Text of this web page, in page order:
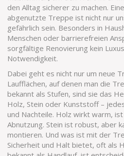
den Alltag sicherer zu machen.
abgenutzte Treppe ist nicht nur
gefährlich sein. Besonders in
Menschen oder barrierefreien
sorgfältige Renovierung kein
Notwendigkeit.
Dabei geht es nicht nur um neue
Laufflächen, auf denen man die
bekannt als Stufen, sind sie das
Holz, Stein oder Kunststoff –
und Nachteile. Holz wirkt warm,
Abnutzung. Stein ist robust, aber
montieren. Und was ist mit der
Sicherheit und Halt bietet, oft als